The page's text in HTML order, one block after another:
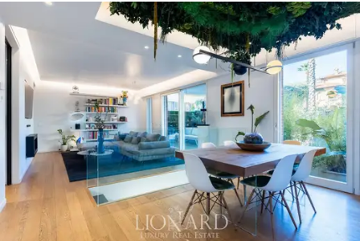
Eladó ez az exkluzív, 142 nm-es lakás, dupla önálló
bejárattal
. A földszinten egy világos és modern
fapadlós nappali található: egy kandallósnappalibólés
egy étkezőből álló nyitott tér, amelyet vizuálisan
elválaszt a padlóból kiemelkedő eredeti üveginstalláció.
Két pompás rejtett, átlátszatlan üvegajtó köti össze a
nappalit akonyhával, amelyet a luxusbútorok vezető
márkája gyártott, és a berendezéssel, egy nagy
indukciós főzőlappal és egy nyitott borospincével
egészül ki.